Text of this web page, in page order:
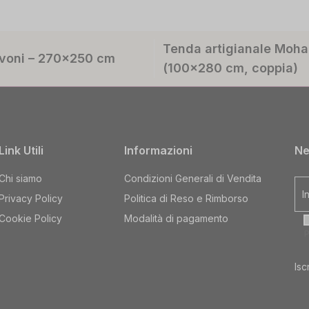
– 270×250 cm
Tenda artigianale
(100×280 cm, coppia)
Utili
siamo
Policy
Policy
Informazioni
Condizioni Generali di Vendita
Politica di Reso e Rimborso
Modalità di pagamento